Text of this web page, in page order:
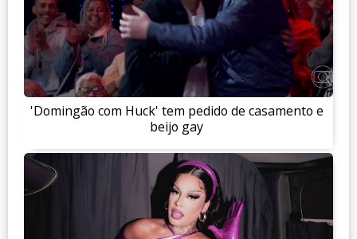
'Domingão com Huck' tem pedido de casamento e
beijo gay